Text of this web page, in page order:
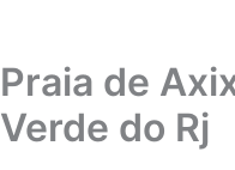
Praia de
Verde do Rj